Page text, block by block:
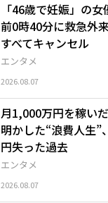
エンタメ
「46歳で妊娠」の
前0時40分に救急外
すべてキャンセル
2026.08.07
エンタメ
月1,000万円を稼い
明かした“浪費人生”
円失った過去
2026.08.07